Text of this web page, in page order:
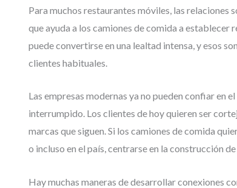
Para muchos restaurantes móviles, las relaciones
que ayuda a los camiones de comida a establecer
puede convertirse en una lealtad intensa, y esos
clientes habituales.
Las empresas modernas ya no pueden confiar en
interrumpido. Los clientes de hoy quieren ser
marcas que siguen. Si los camiones de comida
o incluso en el país, centrarse en la construcción
Hay muchas maneras de desarrollar conexiones